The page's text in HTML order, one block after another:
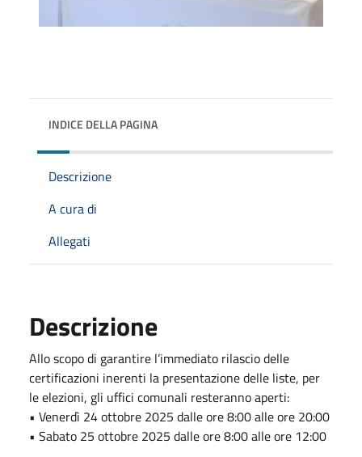
INDICE DELLA PAGINA
Descrizione
A cura di
Allegati
Descrizione
Allo scopo di garantire l’immediato rilascio delle
certificazioni inerenti la presentazione delle liste, per
le elezioni, gli uffici comunali resteranno aperti:
• Venerdì 24 ottobre 2025 dalle ore 8:00 alle ore 20:00
• Sabato 25 ottobre 2025 dalle ore 8:00 alle ore 12:00